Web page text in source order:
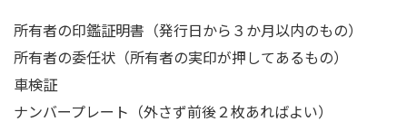
所有者の印鑑証明書（発行日から３か月以内のもの）
所有者の委任状（所有者の実印が押してあるもの）
車検証
ナンバープレート（外さず前後２枚あればよい）